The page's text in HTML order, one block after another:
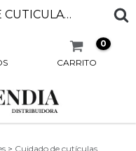
OPI GLOW UP ACEITE DE CUTICULAS 15ML
CARRITO
0
> Cuidado de cutículas